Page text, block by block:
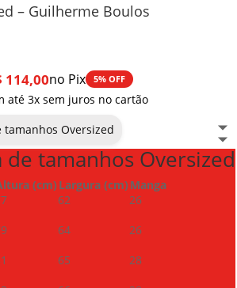
– Guilherme Boulos
114,00no Pix 5% OFF
até 3x sem juros no cartão
tamanhos Oversized
de tamanhos Oversized
(cm) Largura (cm) Manga
62
26
64
26
65
28